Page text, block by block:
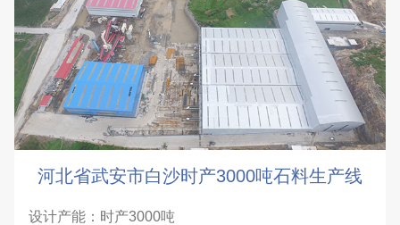
河北省武安市白沙时产3000吨石料生产线
设计产能：时产3000吨